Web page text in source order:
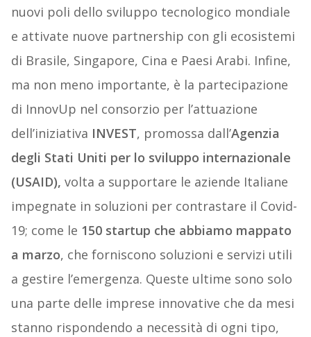
nuovi poli dello sviluppo tecnologico mondiale
e attivate nuove partnership con gli ecosistemi
di Brasile, Singapore, Cina e Paesi Arabi. Infine,
ma non meno importante, è la partecipazione
di InnovUp nel consorzio per l’attuazione
dell’iniziativa INVEST, promossa dall’Agenzia
degli Stati Uniti per lo sviluppo internazionale
(USAID), volta a supportare le aziende Italiane
impegnate in soluzioni per contrastare il Covid-
19; come le 150 startup che abbiamo mappato
a marzo, che forniscono soluzioni e servizi utili
a gestire l’emergenza. Queste ultime sono solo
una parte delle imprese innovative che da mesi
stanno rispondendo a necessità di ogni tipo,